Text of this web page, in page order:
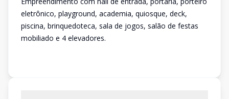
eletrônico, playground, academia, quiosque, deck,
piscina, brinquedoteca, sala de jogos, salão de festas
mobiliado e 4 elevadores.